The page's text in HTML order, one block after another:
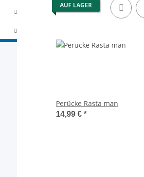
AUF LAGER
Perücke Rasta man
14,99 € *